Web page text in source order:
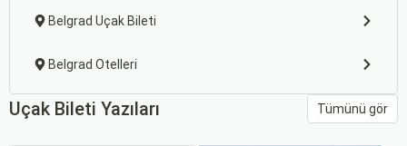
Belgrad Uçak Bileti
Belgrad Otelleri
Uçak Bileti Yazıları Tümünü gör